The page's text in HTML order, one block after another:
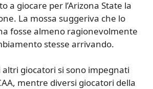
a giocare per l’Arizona State la
La mossa suggeriva che lo
fosse almeno ragionevolmente
stesse arrivando.
giocatori si sono impegnati
mentre diversi giocatori della